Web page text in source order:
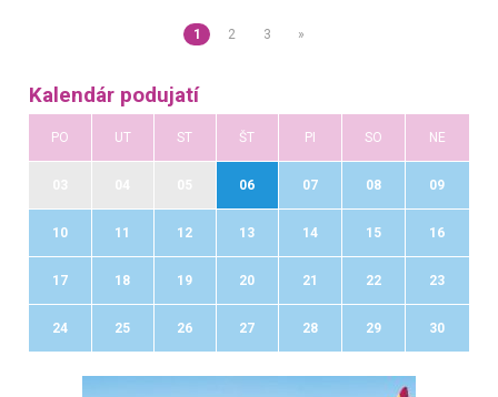
1 2 3 »
Kalendár podujatí
PO UT ST ŠT PI SO NE
06 07 08 09
10 11 12 13 14 15 16
17 18 19 20 21 22 23
24 25 26 27 28 29 30